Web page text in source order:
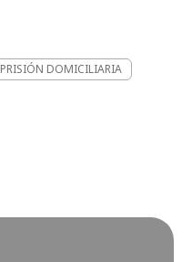
PRISIÓN DOMICILIARIA